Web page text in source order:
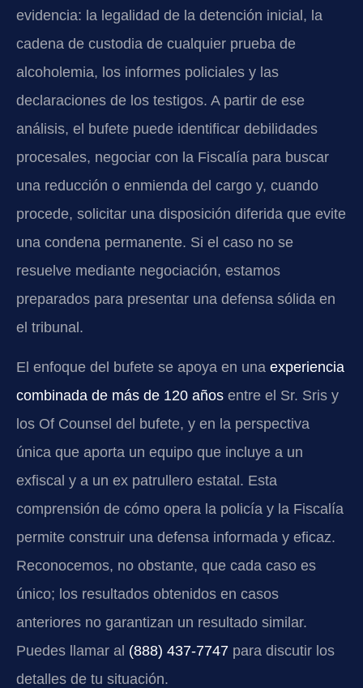
evidencia: la legalidad de la detención inicial, la
cadena de custodia de cualquier prueba de
alcoholemia, los informes policiales y las
declaraciones de los testigos. A partir de ese
análisis, el bufete puede identificar debilidades
procesales, negociar con la Fiscalía para buscar
una reducción o enmienda del cargo y, cuando
procede, solicitar una disposición diferida que evite
una condena permanente. Si el caso no se
resuelve mediante negociación, estamos
preparados para presentar una defensa sólida en
el tribunal.
El enfoque del bufete se apoya en una experiencia
combinada de más de 120 años entre el Sr. Sris y
los Of Counsel del bufete, y en la perspectiva
única que aporta un equipo que incluye a un
exfiscal y a un ex patrullero estatal. Esta
comprensión de cómo opera la policía y la Fiscalía
permite construir una defensa informada y eficaz.
Reconocemos, no obstante, que cada caso es
único; los resultados obtenidos en casos
anteriores no garantizan un resultado similar.
Puedes llamar al (888) 437‑7747 para discutir los
detalles de tu situación.